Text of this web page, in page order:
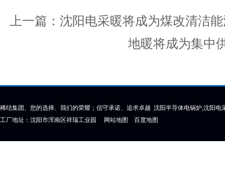
上一篇： 沈阳电采暖将成为煤改清洁
地暖将成为集中
稀结集团、您的选择、我们的荣耀；信守承诺、追求卓越 沈阳半导体电锅炉,沈阳电
工厂地址：沈阳市浑南区祥瑞工业园 网站地图 百度地图